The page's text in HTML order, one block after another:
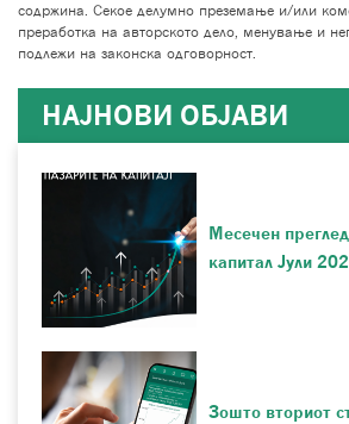
содржина. Секое делумно преземање и/или
преработка на авторското дело, менување и
подлежи на законска одговорност.
НАЈНОВИ ОБЈАВИ
Месечен
капитал Јули
Зошто вториот